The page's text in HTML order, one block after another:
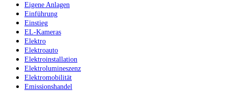
Eigene Anlagen
Einführung
Einstieg
EL-Kameras
Elektro
Elektroauto
Elektroinstallation
Elektrolumineszenz
Elektromobilität
Emissionshandel